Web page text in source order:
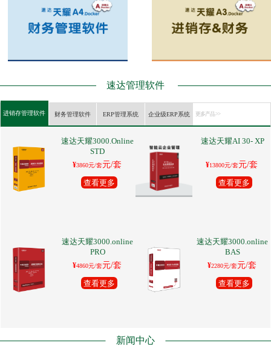
速达管理软件
进销存管理软件 财务管理软件 ERP管理系统 企业级ERP系统 更多产品 >>
速达天耀3000.Online
STD
¥3860元/套元/套
查看更多
速达天耀AI 30- XP
¥13800元/套元/套
查看更多
速达天耀3000.online
PRO
¥4860元/套元/套
查看更多
速达天耀3000.online
BAS
¥2280元/套元/套
查看更多
新闻中心